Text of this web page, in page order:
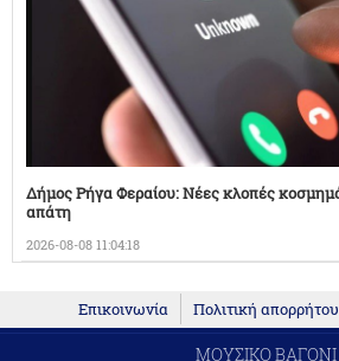
Δήμος Ρήγα Φεραίου: Νέες κλοπές
απάτη
2026-08-08 11:04:18
Επικοινωνία Πολιτική απορρήτου
ΜΟΥΣΙΚΟ ΒΑΓΟΝΙ